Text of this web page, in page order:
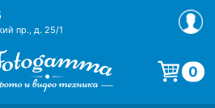
пр., д. 25/1
0